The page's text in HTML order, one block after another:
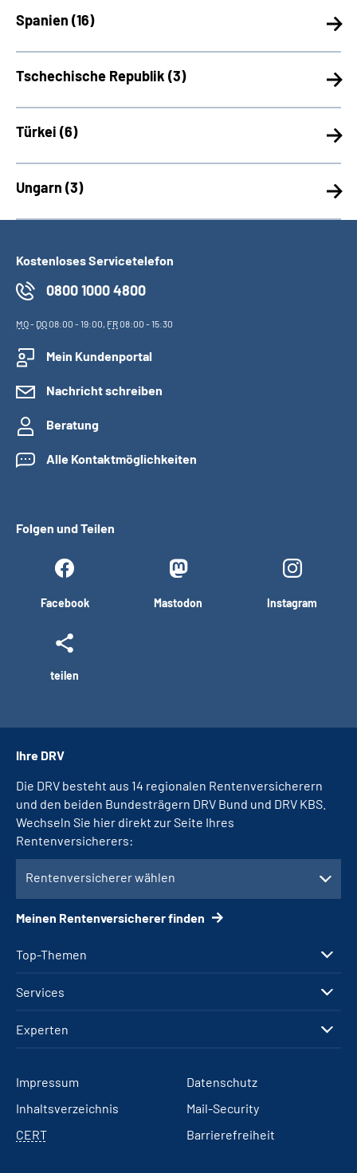
Spanien (16)
Tschechische Republik (3)
Türkei (6)
Ungarn (3)
Kostenloses Servicetelefon
0800 1000 4800
MO- DO08:00 - 19:00, FR08:00 - 15:30
Mein Kundenportal
Nachricht schreiben
Beratung
Alle Kontaktmöglichkeiten
Folgen und Teilen
Facebook Mastodon Instagram
teilen
Top-Themen
Services
Experten
Ihre DRV
Die DRV besteht aus 14 regionalen Rentenversicherern
und den beiden Bundesträgern DRV Bund und DRV KBS.
Wechseln Sie hier direkt zur Seite Ihres
Rentenversicherers:
Rentenversicherer wählen
Meinen Rentenversicherer finden
Impressum
Datenschutz
Inhaltsverzeichnis
Mail-Security
CERT
Barrierefreiheit